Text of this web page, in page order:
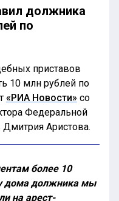
должника
по
приставов
10 млн рублей по
«РИА Новости» со
Федеральной
Аристова.
более 10
дома должника мы
на арест-